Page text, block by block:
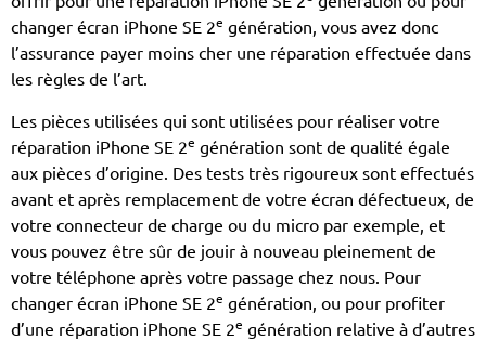
changer écran iPhone SE 2e génération, vous avez donc
l’assurance payer moins cher une réparation effectuée dans
les règles de l’art.
Les pièces utilisées qui sont utilisées pour réaliser votre
réparation iPhone SE 2e génération sont de qualité égale
aux pièces d’origine. Des tests très rigoureux sont effectués
avant et après remplacement de votre écran défectueux, de
votre connecteur de charge ou du micro par exemple, et
vous pouvez être sûr de jouir à nouveau pleinement de
votre téléphone après votre passage chez nous. Pour
changer écran iPhone SE 2e génération, ou pour profiter
d’une réparation iPhone SE 2e génération relative à d’autres